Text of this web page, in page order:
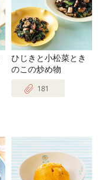
ひじきと小松菜とき
のこの炒め物
181